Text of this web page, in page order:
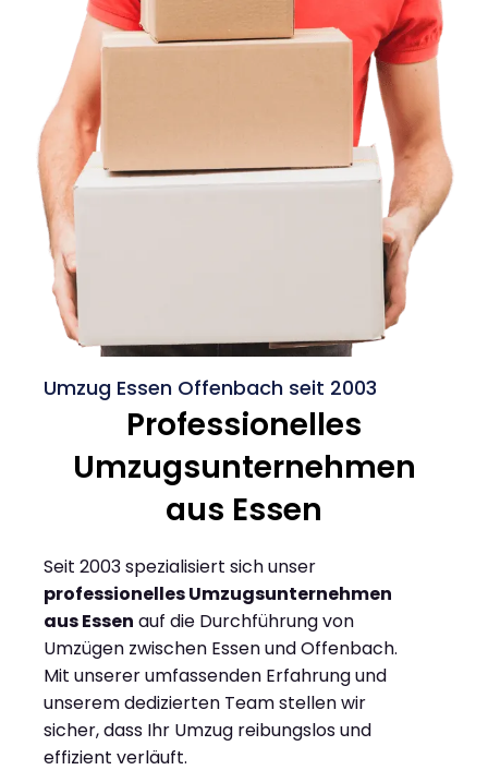
Umzug Essen Offenbach seit 2003
Professionelles
Umzugsunternehmen
aus Essen
Seit 2003 spezialisiert sich unser
professionelles Umzugsunternehmen
aus Essen auf die Durchführung von
Umzügen zwischen Essen und Offenbach.
Mit unserer umfassenden Erfahrung und
unserem dedizierten Team stellen wir
sicher, dass Ihr Umzug reibungslos und
effizient verläuft.